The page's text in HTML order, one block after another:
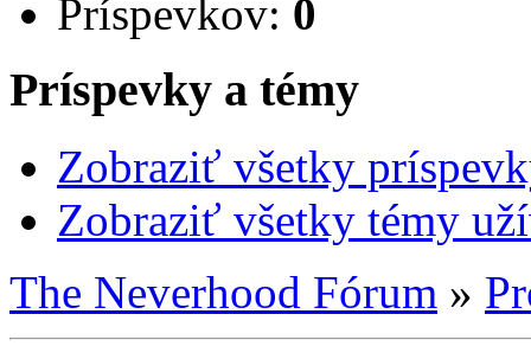
Príspevkov: 0
Príspevky a témy
Zobraziť všetky
Zobraziť všetky témy
The Neverhood Fórum »